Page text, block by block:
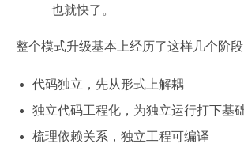
也就快了。
整个模式升级基本上经历了这样几个阶段
代码独立，先从形式上解耦
独立代码工程化，为独立运行打下基
梳理依赖关系，独立工程可编译